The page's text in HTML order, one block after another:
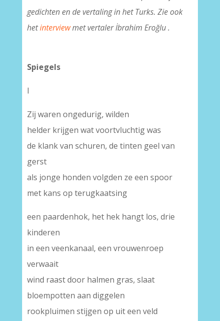
gedichten en de vertaling in het Turks. Zie ook
hetinterviewmet vertaler İbrahim Eroğlu .
Spiegels
I
Zij waren ongedurig, wilden
helder krijgen wat voortvluchtig was
de klank van schuren, de tinten geel van
gerst
als jonge honden volgden ze een spoor
met kans op terugkaatsing
een paardenhok, het hek hangt los, drie
kinderen
in een veenkanaal, een vrouwenroep
verwaait
wind raast door halmen gras, slaat
bloempotten aan diggelen
rookpluimen stijgen op uit een veld